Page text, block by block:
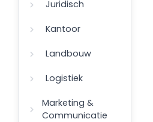
Juridisch
Kantoor
Landbouw
Logistiek
Marketing &
Communicatie